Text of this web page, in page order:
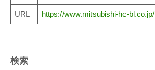
URL https://www.mitsubishi-hc-bl.co.jp/
検索